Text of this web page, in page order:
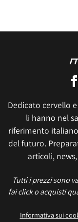
Dedicato cervello
li hanno nel
riferimento
del futuro.
articoli,
Tutti i prezzi sono
fai click o acquisti
Informativa sui